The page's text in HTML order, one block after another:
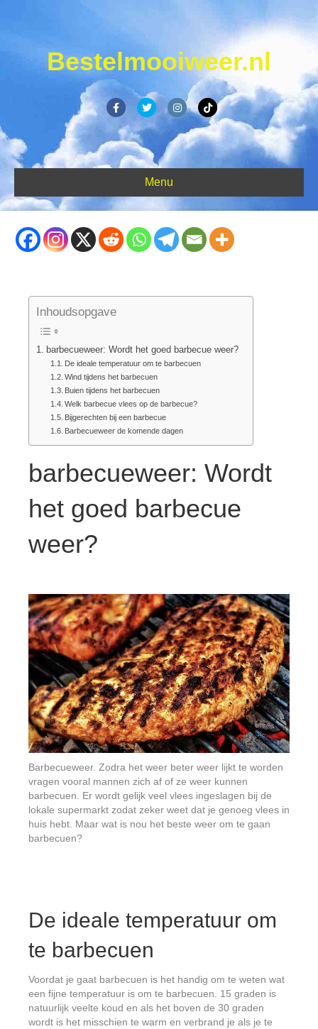
Bestelmooiweer.nl
FacebookTwitterInstagram
Tiktok
Menu
Inhoudsopgave
barbecueweer: Wordt het goed barbecue weer?
De ideale temperatuur om te barbecuen
Wind tijdens het barbecuen
Buien tijdens het barbecuen
Welk barbecue vlees op de barbecue?
Bijgerechten bij een barbecue
Barbecueweer de komende dagen
barbecueweer: Wordt
het goed barbecue
weer?
Barbecueweer. Zodra het weer beter weer lijkt te worden
vragen vooral mannen zich af of ze weer kunnen
barbecuen. Er wordt gelijk veel vlees ingeslagen bij de
lokale supermarkt zodat zeker weet dat je genoeg vlees in
huis hebt. Maar wat is nou het beste weer om te gaan
barbecuen?
De ideale temperatuur om
te barbecuen
Voordat je gaat barbecuen is het handig om te weten wat
een fijne temperatuur is om te barbecuen. 15 graden is
natuurlijk veelte koud en als het boven de 30 graden
wordt is het misschien te warm en verbrand je als je te